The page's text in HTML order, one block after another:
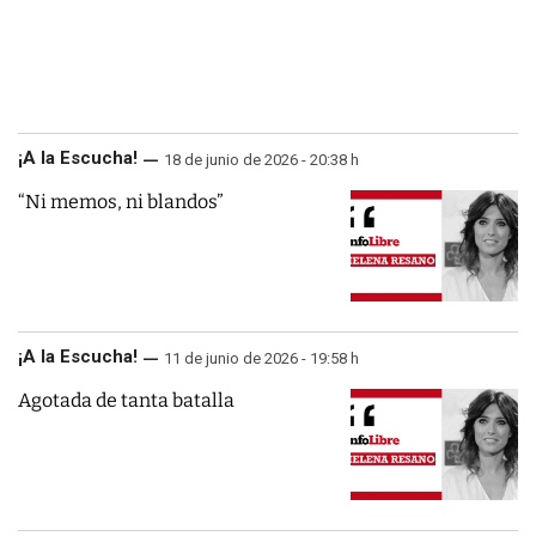
¡A la Escucha! 18 de junio de 2026 - 20:38 h
“Ni memos, ni blandos”
¡A la Escucha! 11 de junio de 2026 - 19:58 h
Agotada de tanta batalla